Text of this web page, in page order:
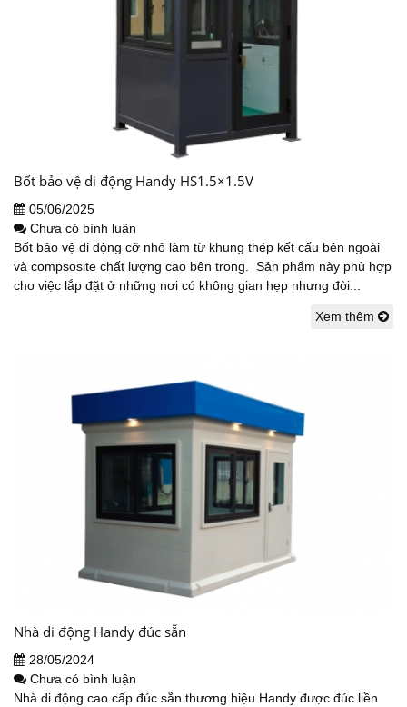
Bốt bảo vệ di động Handy HS1.5×1.5V
05/06/2025
Chưa có bình luận
Bốt bảo vệ di động cỡ nhỏ làm từ khung thép kết cấu bên ngoài
và compsosite chất lượng cao bên trong. Sản phẩm này phù hợp
cho việc lắp đặt ở những nơi có không gian hẹp nhưng đòi...
Xem thêm
Nhà di động Handy đúc sẵn
28/05/2024
Chưa có bình luận
Nhà di động cao cấp đúc sẵn thương hiệu Handy được đúc liền